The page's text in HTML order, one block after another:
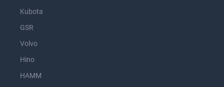
Kubota
GSR
Volvo
Hino
HAMM